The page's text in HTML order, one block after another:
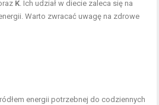
K. Ich udział w diecie zaleca się na
Warto zwracać uwagę na zdrowe
energii potrzebnej do codziennych